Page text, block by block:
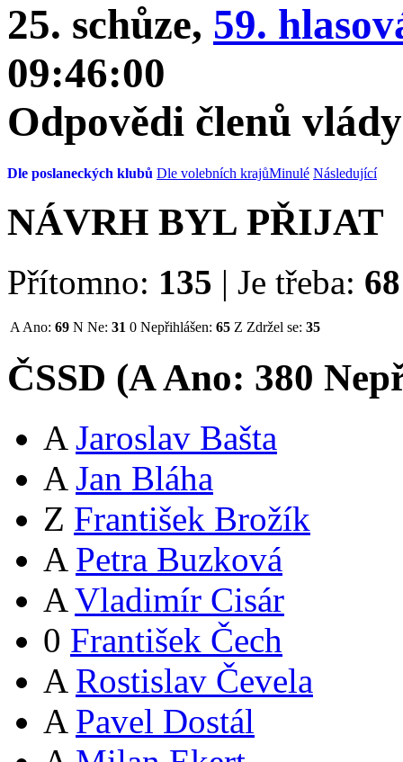
25. schůze, 59.
09:46:00
Odpovědi členů
Dle poslaneckých klubů Dle volebních krajůMinulé Následující
NÁVRH BYL PŘIJAT
Přítomno: 135 | Je třeba: 68
A Ano: 69 N Ne: 31 0 Nepřihlášen: 65 Z Zdržel se: 35
ČSSD (AAno: 380
A Jaroslav Bašta
A Jan Bláha
Z František Brožík
A Petra Buzková
A Vladimír Cisár
0 František Čech
A Rostislav Čevela
A Pavel Dostál